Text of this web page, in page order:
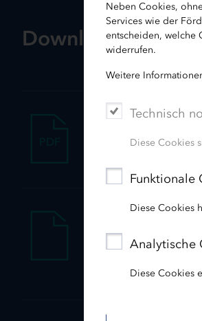
Neben Cookies,
Services wie der
entscheiden, welche
widerrufen.
Weitere
Technisch
Diese Cookies
Funktionale
Diese Cookies
Analytische
Diese Cookies
Downloads
PDF, 110 KB , erstellt
Das von Bund
nicht möglich